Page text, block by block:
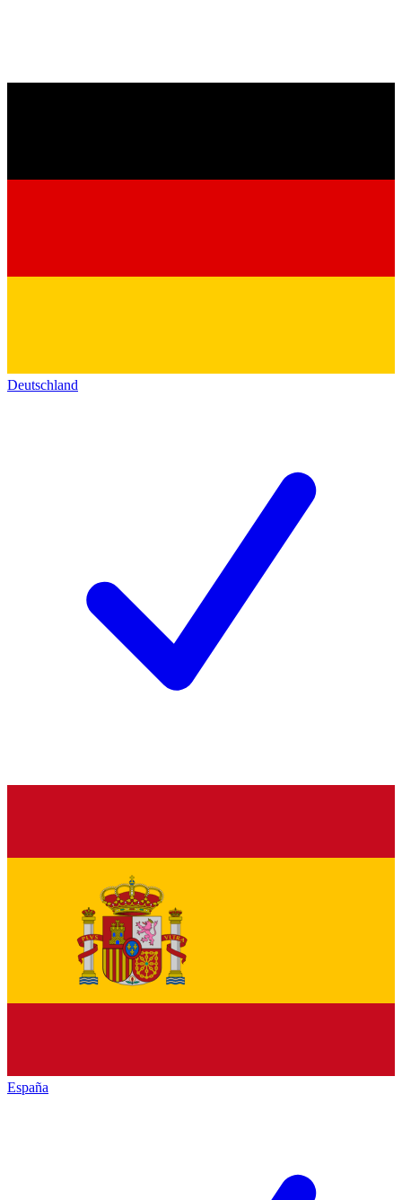
Deutschland
España